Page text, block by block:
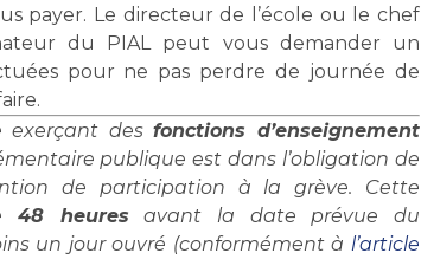
payer. Le directeur de l’école ou le chef
du PIAL peut vous demander un
pour ne pas perdre de journée de
exerçant desfonctions d’enseignement
publique est dans l’obligation de
de participation à la grève. Cette
48 heures avant la date prévue du
un jour ouvré (conformément à l’article